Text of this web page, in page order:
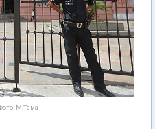
М.Тама